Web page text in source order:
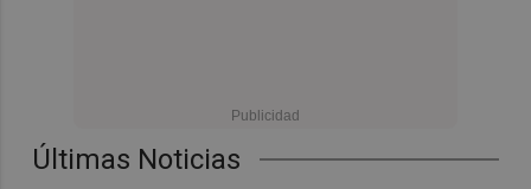
Últimas Noticias